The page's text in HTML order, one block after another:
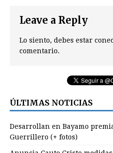
Leave a Reply
Lo siento, debes estar
comentario.
ÚLTIMAS NOTICIAS
Desarrollan en Bayamo
Guerrillero (+ fotos)